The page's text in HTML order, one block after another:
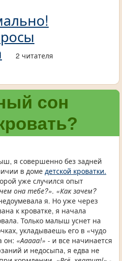
2 читателя
сон
я совершенно без задней
в доме детской кроватки.
уже случился опыт
она тебе?». «Как зачем?
я. Но уже через
к кроватке, я начала
Только малыш уснет на
укладываешь его в «чудо
он: «Ааааа!» - и все начинается
и недосыпа, я едва не